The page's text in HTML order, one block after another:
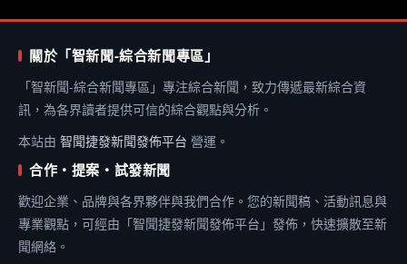
關於「智新聞-綜合新聞專區」
「智新聞-綜合新聞專區」專注綜合新聞，致力傳遞最新綜合資
訊，為各界讀者提供可信的綜合觀點與分析。
本站由 智聞捷發新聞發佈平台 營運。
合作・提案・試發新聞
歡迎企業、品牌與各界夥伴與我們合作。您的新聞稿、活動訊息與
專業觀點，可經由「智聞捷發新聞發佈平台」發佈，快速擴散至新
聞網絡。